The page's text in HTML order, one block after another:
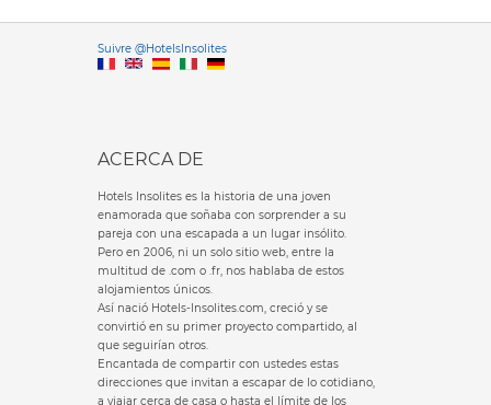
Suivre @HotelsInsolitesVersione
ACERCA DE
Hotels Insolites es la historia de una joven
enamorada que soñaba con sorprender a su
pareja con una escapada a un lugar insólito.
Pero en 2006, ni un solo sitio web, entre la
multitud de .com o .fr, nos hablaba de estos
alojamientos únicos.
Así nació Hotels-Insolites.com, creció y se
convirtió en su primer proyecto compartido, al
que seguirían otros.
Encantada de compartir con ustedes estas
direcciones que invitan a escapar de lo cotidiano,
a viajar cerca de casa o hasta el límite de los